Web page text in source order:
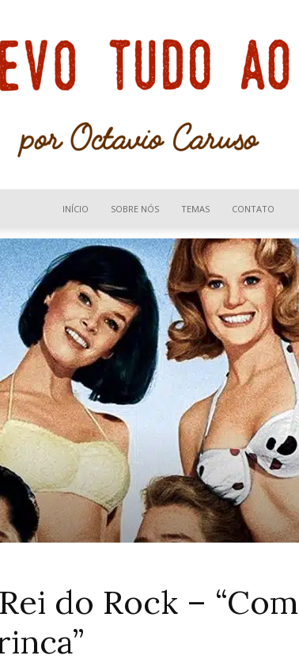
Devo
tudo
ao
INÍCIO SOBRE NÓS TEMAS CONTATO
do Rock – “Com